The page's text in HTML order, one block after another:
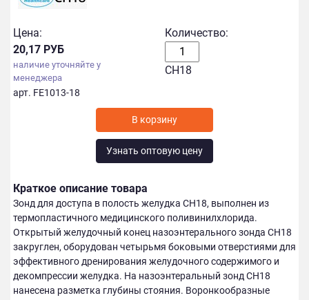
Цена:
20,17 РУБ
наличие уточняйте у
менеджера
арт. FE1013-18
Количество:
СН18
Узнать оптовую цену
Краткое описание товара
Зонд для доступа в полость желудка СН18, выполнен из
термопластичного медицинского поливинилхлорида.
Открытый желудочный конец назоэнтерального зонда СН18
закруглен, оборудован четырьмя боковыми отверстиями для
эффективного дренирования желудочного содержимого и
декомпрессии желудка. На назоэнтеральный зонд СН18
нанесена разметка глубины стояния. Воронкообразные